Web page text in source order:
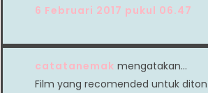
6 Februari 2017 pukul 06.47
catatanemak mengatakan…
Film yang recomended untuk